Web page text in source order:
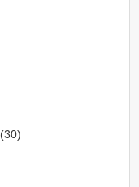
(30)